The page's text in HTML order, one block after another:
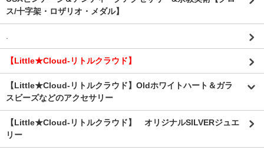
ス/十字架・ロザリオ・メダル】
【Little★Cloud-リトルクラウド】
【Little★Cloud-リトルクラウド】Oldホワイトハート＆ガラ
スビーズなどのアクセサリー
【Little★Cloud-リトルクラウド】 オリジナルSILVERジュエ
リー